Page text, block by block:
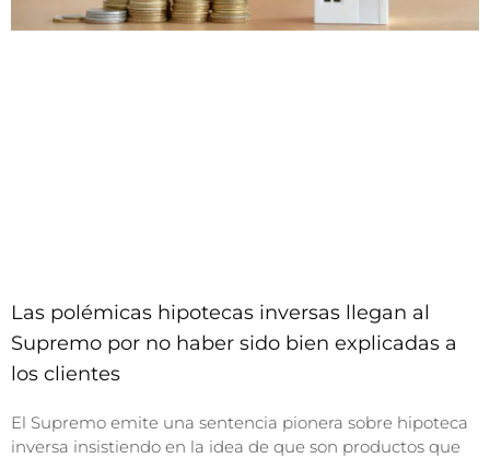
Las polémicas hipotecas inversas llegan al
Supremo por no haber sido bien explicadas a
los clientes
El Supremo emite una sentencia pionera sobre hipoteca
inversa insistiendo en la idea de que son productos que